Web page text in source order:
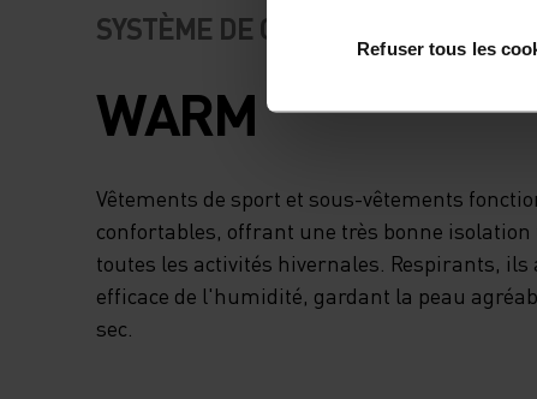
Refuser tous les
SYSTÈME DE CONTRÔLE DE LA
WARM
Vêtements de sport et sous-vêtements
confortables, offrant une très bonne
toutes les activités hivernales. Respirants,
efficace de l'humidité, gardant la peau
sec.